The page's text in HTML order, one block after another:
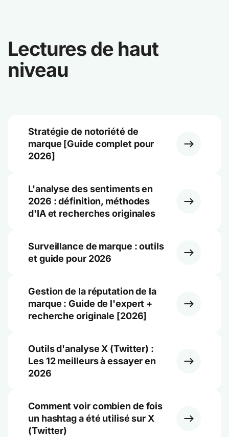
Lectures de haut
niveau
Stratégie de notoriété de
marque [Guide complet pour
2026]
L'analyse des sentiments en
2026 : définition, méthodes
d'IA et recherches originales
Surveillance de marque : outils
et guide pour 2026
Gestion de la réputation de la
marque : Guide de l'expert +
recherche originale [2026]
Outils d'analyse X (Twitter) :
Les 12 meilleurs à essayer en
2026
Comment voir combien de fois
un hashtag a été utilisé sur X
(Twitter)